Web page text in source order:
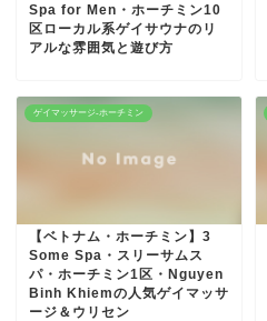
Spa for Men・ホーチミン10
区ローカル系ゲイサウナのリ
アルな雰囲気と遊び方
ゲイマッサージ-ホーチミン
【ベトナム・ホーチミン】3
Some Spa・スリーサムス
パ・ホーチミン1区・Nguyen
Binh Khiemの人気ゲイマッサ
ージ＆ウリセン